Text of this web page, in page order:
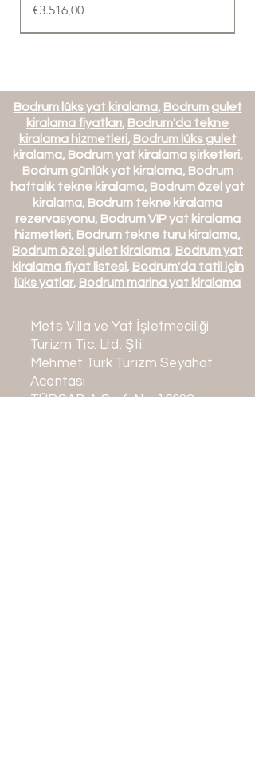
Fiyat
€3.516,00
BB134 - Elentari Motor Yacht -
Atina Kalkışlı
Fiyat
€3.768,00
Bodrum lüks yat kiralama, Bodrum gulet
kiralama fiyatları, Bodrum'da tekne
kiralama hizmetleri, Bodrum lüks gulet
kiralama, Bodrum yat kiralama şirketleri,
Bodrum günlük yat kiralama, Bodrum
haftalık tekne kiralama, Bodrum özel yat
kiralama, Bodrum tekne kiralama
rezervasyonu, Bodrum VIP yat kiralama
hizmetleri, Bodrum tekne turu kiralama,
Bodrum özel gulet kiralama, Bodrum yat
kiralama fiyat listesi, Bodrum'da tatil için
lüks yatlar, Bodrum marina yat kiralama
Mets Villa ve Yat İşletmeciliği
Turizm Tic. Ltd. Şti.
Mehmet Türk Turizm Seyahat
Acentası
TÜRSAB A Sınıfı No: 16632